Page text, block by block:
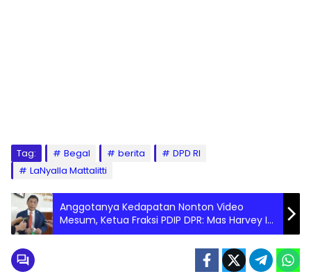
Tag: Begal berita
DPD RI
LaNyalla Mattalitti
Anggotanya Kedapatan Nonton Video
Mesum, Ketua Fraksi PDIP DPR: Mas Harvey Ini
Orang Baik